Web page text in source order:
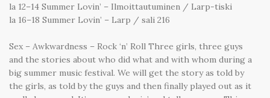
la 12–14 Summer Lovin’ – Ilmoittautuminen / Larp-tiski
la 16–18 Summer Lovin’ – Larp / sali 216
Sex – Awkwardness – Rock ‘n’ Roll Three girls, three guys
and the stories about who did what and with whom during a
big summer music festival. We will get the story as told by
the girls, as told by the guys and then finally played out as it